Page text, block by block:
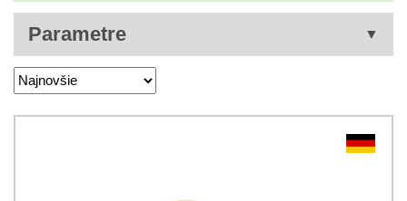
Parametre